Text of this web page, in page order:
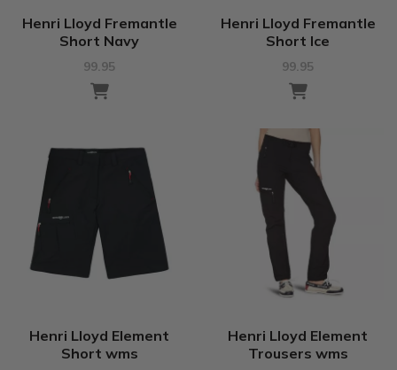
Henri Lloyd Fremantle
Short Navy
99.95
Henri Lloyd Fremantle
Short Ice
99.95
Henri Lloyd Element
Short wms
Henri Lloyd Element
Trousers wms